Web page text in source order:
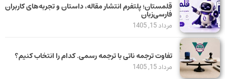
قلمستان؛ پلتفرم انتشار مقاله، داستان و تجربه‌های کاربران
فارسی‌زبان
مرداد 15, 1405
تفاوت ترجمه ناتی با ترجمه رسمی. کدام را انتخاب کنیم؟
مرداد 15, 1405